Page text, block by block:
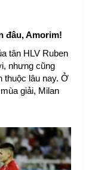
đâu, Amorim!
tân HLV Ruben
nhưng cũng
thuộc lâu nay. Ở
giải, Milan